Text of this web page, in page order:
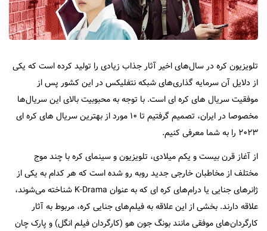
تلویزیون کره در سال‌های اخیر آثار جذاب زیادی را تولید کرده است که یکی
از دلایل آن سرمایه گذاری‌های شبکه نتفلیکس در این کشور پس از
موفقیت سریال های کره ای است. با توجه به محبوبیت بالای این سریال‌ها
مخصوصا در ایران، تصمیم گرفتیم تا ۱۰ مورد از بهترین سریال های کره ای
۲۰۲۳ را به شما معرفی کنیم.
از آغاز قرن بیست و یکم میلادی، تلویزیون و سینمای کره با چند موج
مختلف از مخاطبان خارجی جدید روبه رو شده است که هر کدام به یکی از
ژانرهای جنایی یا درام‌های کره ای که به عنوان K-Drama شناخته می‌شوند،
علاقه دارند. بخشی از این علاقه به فیلم‌های جنایی کره، مربوط به آثار
کارگردان‌های موفقی مانند بونگ جون هو (کارگردان فیلم انگل) و پارک چان